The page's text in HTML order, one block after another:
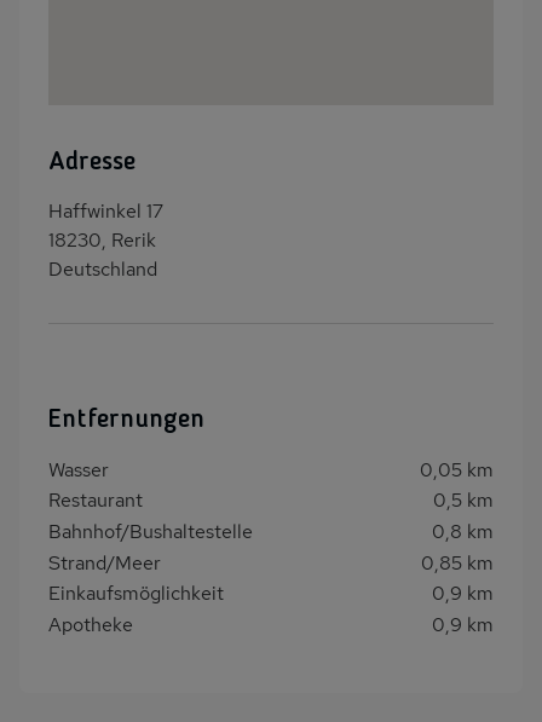
Adresse
Haffwinkel 17
18230, Rerik
Deutschland
Entfernungen
Wasser
0,05 km
Restaurant
0,5 km
Bahnhof/Bushaltestelle
0,8 km
Strand/Meer
0,85 km
Einkaufsmöglichkeit
0,9 km
Apotheke
0,9 km